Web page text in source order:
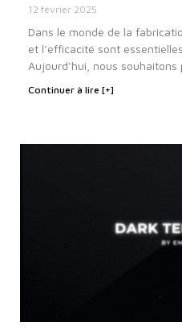
12 février 2025
Dans le monde de la
et l’efficacité sont
Aujourd’hui, nous souhaitons
Continuer à lire [+]